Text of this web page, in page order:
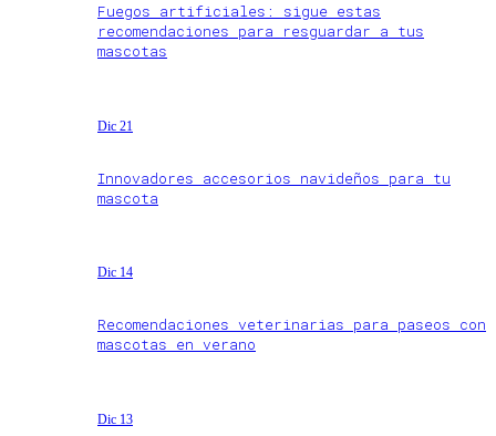
Fuegos artificiales: sigue estas
recomendaciones para resguardar a tus
mascotas
Dic 21
Innovadores accesorios navideños para tu
mascota
Dic 14
Recomendaciones veterinarias para paseos con
mascotas en verano
Dic 13